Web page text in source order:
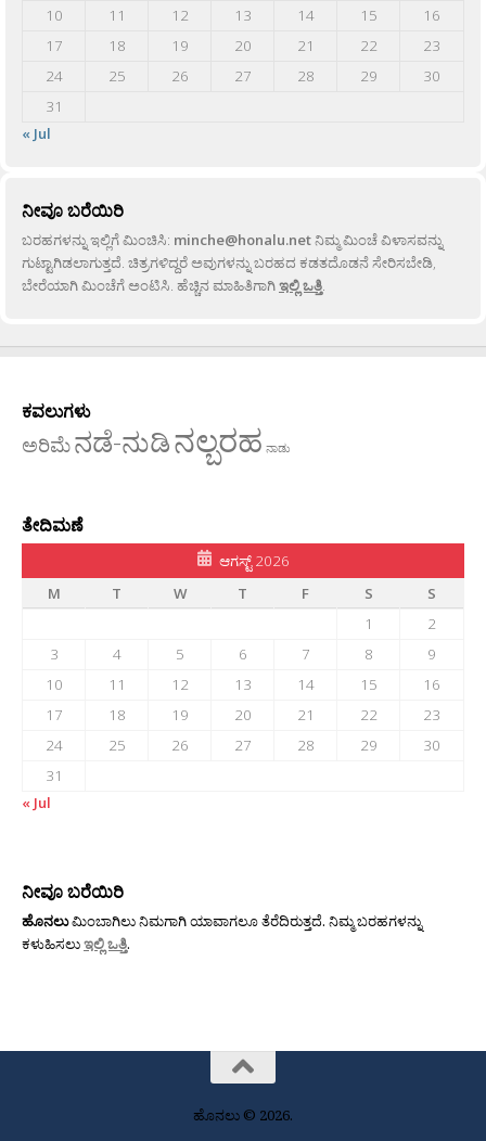
10
11 12 13 14 15
16
17
18 19 20 21 22
23
24
25 26 27 28 29
30
31
« Jul
ನೀವೂ ಬರೆಯಿರಿ
ಬರಹಗಳನ್ನು ಇಲ್ಲಿಗೆ ಮಿಂಚಿಸಿ: minche@honalu.netನಿಮ್ಮ ಮಿಂಚೆ ವಿಳಾಸವನ್ನು
ಗುಟ್ಟಾಗಿಡಲಾಗುತ್ತದೆ. ಚಿತ್ರಗಳಿದ್ದರೆ ಅವುಗಳನ್ನು ಬರಹದ ಕಡತದೊಡನೆ ಸೇರಿಸಬೇಡಿ,
ಬೇರೆಯಾಗಿ ಮಿಂಚೆಗೆ ಅಂಟಿಸಿ. ಹೆಚ್ಚಿನ ಮಾಹಿತಿಗಾಗಿಇಲ್ಲಿ ಒತ್ತಿ.
ಕವಲುಗಳು
ಅರಿಮೆನಡೆ-ನುಡಿನಲ್ಬರಹ ನಾಡು
ತೇದಿಮಣೆ
ಆಗಸ್ಟ್ 2026
M
T W T F S
S
1
2
3
4 5 6 7 8
9
10
11 12 13 14 15
16
17
18 19 20 21 22
23
24
25 26 27 28 29
30
31
« Jul
ನೀವೂ ಬರೆಯಿರಿ
ಹೊನಲುಮಿಂಬಾಗಿಲು ನಿಮಗಾಗಿ ಯಾವಾಗಲೂ ತೆರೆದಿರುತ್ತದೆ. ನಿಮ್ಮ ಬರಹಗಳನ್ನು
ಕಳುಹಿಸಲುಇಲ್ಲಿ ಒತ್ತಿ.
ಹೊನಲು © 2026.